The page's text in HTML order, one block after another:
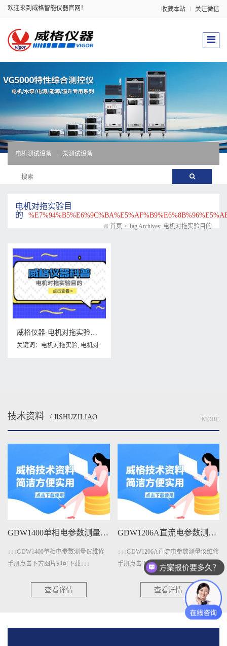
欢迎来到威格智能仪器官网！ 收藏本站 关注微信
电机测试设备 泵测试设备
电机对拖实验目
的
首页 > Tag Archives: 电机对拖实验目的
威格仪器-电机对拖实验目的
关键词： 电机对拖实验, 电机对
技术资料 / JISHUZILIAO MORE
GDW1400单相电参数测量仪维修手册下载
↓↓↓GDW1400单相电参数测量仪维修
手册点击下方图片即可下载↓↓↓
查看详情
GDW1206A直流电参数测量仪维修手册下载
↓↓↓GDW1206A直流电参数测量仪维修
手册点击下方图片即可下载↓↓↓
查看详情
方案报价要多久？